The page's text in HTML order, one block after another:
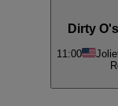
Dirty
11:00